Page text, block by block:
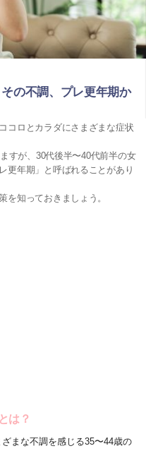
の不調、プレ更年期か
コロとカラダにさまざまな症状
すが、30代後半〜40代前半の女
更年期」と呼ばれることがあり
を知っておきましょう。
は？
まな不調を感じる35〜44歳の